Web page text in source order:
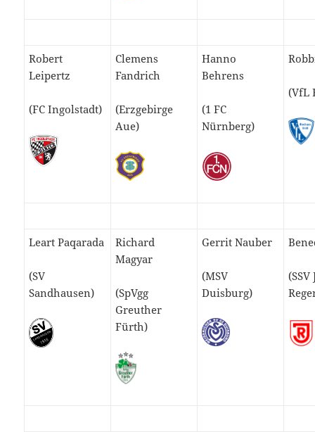
Robert
Leipertz
(FC Ingolstadt)
Clemens
Fandrich
(Erzgebirge
Aue)
Hanno
Behrens
(1 FC
Nürnberg)
(VfL
Leart Paqarada
(SV
Sandhausen)
Richard
Magyar
(SpVgg
Greuther
Fürth)
Gerrit Nauber
(MSV
Duisburg)
(SSV